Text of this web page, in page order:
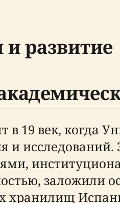
развитие
19 век, когда
и
заложили
хранилищ